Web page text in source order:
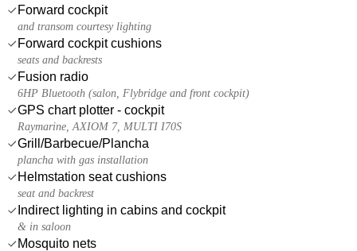
Forward cockpit
and transom courtesy lighting
Forward cockpit cushions
seats and backrests
Fusion radio
6HP Bluetooth (salon, Flybridge and front cockpit)
GPS chart plotter - cockpit
Raymarine, AXIOM 7, MULTI I70S
Grill/Barbecue/Plancha
plancha with gas installation
Helmstation seat cushions
seat and backrest
Indirect lighting in cabins and cockpit
& in saloon
Mosquito nets